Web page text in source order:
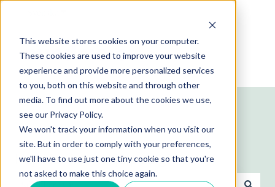
This website stores cookies on your computer.
These cookies are used to improve your website
experience and provide more personalized services
to you, both on this website and through other
media. To find out more about the cookies we use,
see our Privacy Policy.
We won't track your information when you visit our
site. But in order to comply with your preferences,
we'll have to use just one tiny cookie so that you're
not asked to make this choice again.
Hej! Hur kan vi hjälpa dig?